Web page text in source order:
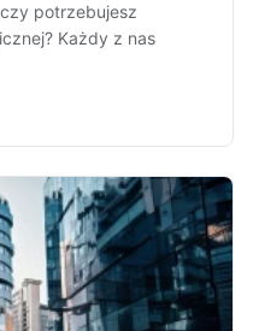
potrzebujesz
Każdy z nas